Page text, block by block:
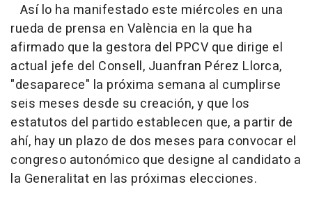
Así lo ha manifestado este miércoles en una
rueda de prensa en València en la que ha
afirmado que la gestora del PPCV que dirige el
actual jefe del Consell, Juanfran Pérez Llorca,
"desaparece" la próxima semana al cumplirse
seis meses desde su creación, y que los
estatutos del partido establecen que, a partir de
ahí, hay un plazo de dos meses para convocar el
congreso autonómico que designe al candidato a
la Generalitat en las próximas elecciones.